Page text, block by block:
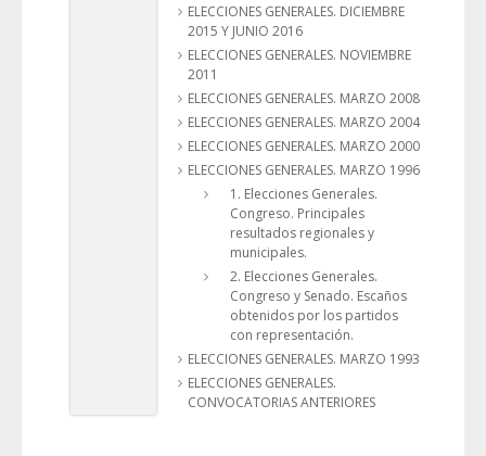
ELECCIONES GENERALES. DICIEMBRE
2015 Y JUNIO 2016
ELECCIONES GENERALES. NOVIEMBRE
2011
ELECCIONES GENERALES. MARZO 2008
ELECCIONES GENERALES. MARZO 2004
ELECCIONES GENERALES. MARZO 2000
ELECCIONES GENERALES. MARZO 1996
1. Elecciones Generales.
Congreso. Principales
resultados regionales y
municipales.
2. Elecciones Generales.
Congreso y Senado. Escaños
obtenidos por los partidos
con representación.
ELECCIONES GENERALES. MARZO 1993
ELECCIONES GENERALES.
CONVOCATORIAS ANTERIORES